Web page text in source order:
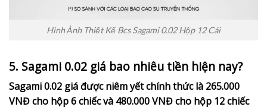
Hình Ảnh Thiết Kế Bcs Sagami 0.02 Hộp 12 Cái
5. Sagami 0.02 giá bao nhiêu tiền hiện nay?
Sagami 0.02 giá được niêm yết chính thức là 265.000
VNĐ cho hộp 6 chiếc và 480.000 VNĐ cho hộp 12 chiếc